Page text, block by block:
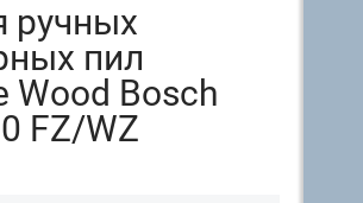
ручных
пил
Wood Bosch
FZ/WZ